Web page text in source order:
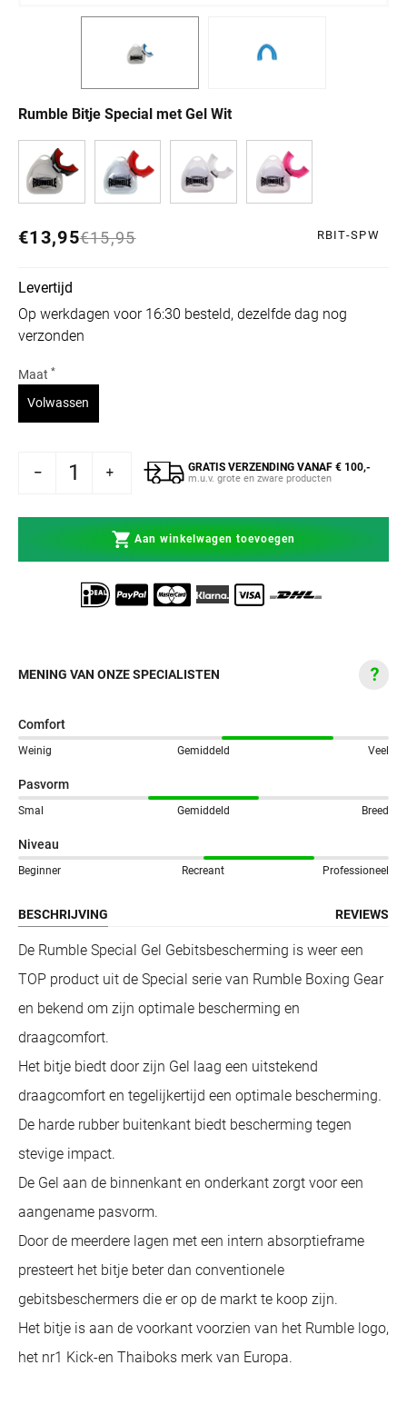
Rumble Bitje Special met Gel Wit
Normale prijs
Aanbiedingsprijs
€15,95
€13,95 RBIT-SPW
Levertijd
Op werkdagen voor 16:30 besteld, dezelfde dag nog
verzonden
Maat *
Volwassen
Bitje Special met Gel Wit
voor Rumble Bitje Special met Gel Wit
GRATIS VERZENDING VANAF € 100,-
m.u.v. grote en zware producten
Aan winkelwagen toevoegen
MENING VAN ONZE SPECIALISTEN
Comfort
Weinig Gemiddeld Veel
Pasvorm
Smal Gemiddeld Breed
Niveau
Beginner Recreant Professioneel
BESCHRIJVING REVIEWS
De Rumble Special Gel Gebitsbescherming is weer een
TOP product uit de Special serie van Rumble Boxing Gear
en bekend om zijn optimale bescherming en
draagcomfort.
Het bitje biedt door zijn Gel laag een uitstekend
draagcomfort en tegelijkertijd een optimale bescherming
De harde rubber buitenkant biedt bescherming tegen
stevige impact.
De Gel aan de binnenkant en onderkant zorgt voor een
aangename pasvorm.
Door de meerdere lagen met een intern absorptieframe
presteert het bitje beter dan conventionele
gebitsbeschermers die er op de markt te koop zijn.
Het bitje is aan de voorkant voorzien van het Rumble logo,
het nr1 Kick-en Thaiboks merk van Europa.